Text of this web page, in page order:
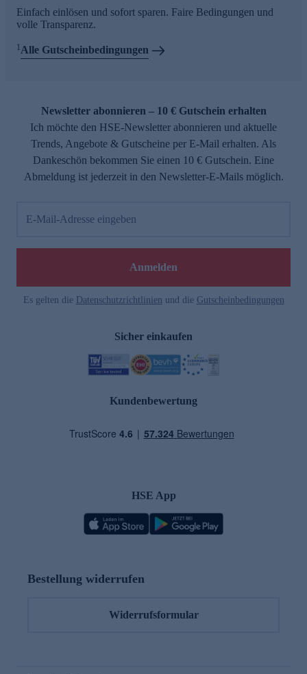
Einfach einlösen und sofort sparen. Faire Bedingungen und
volle Transparenz.
1Alle Gutscheinbedingungen
Newsletter abonnieren – 10 € Gutschein erhalten
Ich möchte den HSE-Newsletter abonnieren und aktuelle
Trends, Angebote & Gutscheine per E-Mail erhalten. Als
Dankeschön bekommen Sie einen 10 € Gutschein. Eine
Abmeldung ist jederzeit in den Newsletter-E-Mails möglich.
E-Mail-Adresse eingeben
Anmelden
Es gelten die Datenschutzrichtlinien und die Gutscheinbedingungen
Sicher einkaufen
Kundenbewertung
HSE App
Bestellung widerrufen
Widerrufsformular